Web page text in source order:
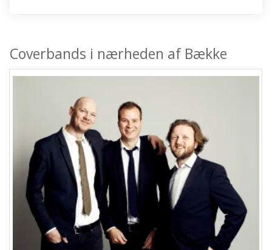
Coverbands i nærheden af Bække